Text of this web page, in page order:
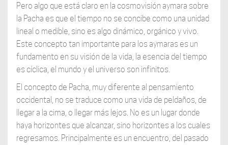
Pero algo que está claro en la cosmovisión aymara sobre
la Pacha es que el tiempo no se concibe como una unidad
lineal o medible, sino es algo dinámico, orgánico y vivo.
Este concepto tan importante para los aymaras es un
fundamento en su visión de la vida, la esencia del tiempo
es cíclica, el mundo y el universo son infinitos.
El concepto de Pacha, muy diferente al pensamiento
occidental, no se traduce como una vida de peldaños, de
llegar a la cima, o llegar más lejos. No es un lugar donde
haya horizontes que alcanzar, sino horizontes a los cuales
regresamos. Principalmente es un encuentro, del pasado